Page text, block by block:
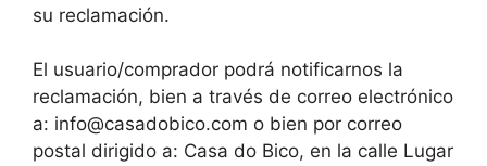
su reclamación.
El usuario/comprador podrá notificarnos la
reclamación, bien a través de correo electrónico
a: info@casadobico.com o bien por correo
postal dirigido a: Casa do Bico, en la calle Lugar